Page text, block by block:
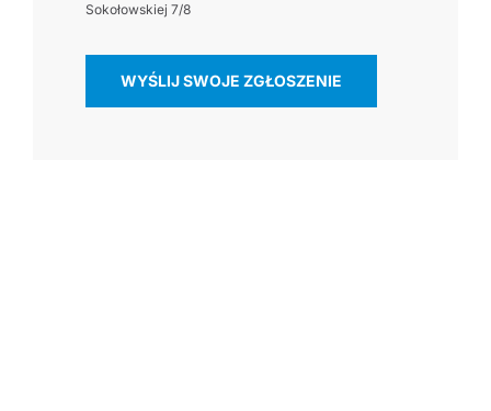
Sokołowskiej 7/8
WYŚLIJ SWOJE ZGŁOSZENIE